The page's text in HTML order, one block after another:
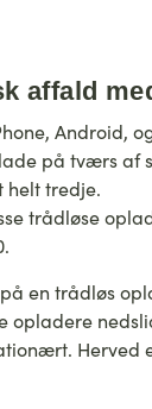
affald
Android,
på tværs
helt tredje.
trådløse
en trådløs
opladere